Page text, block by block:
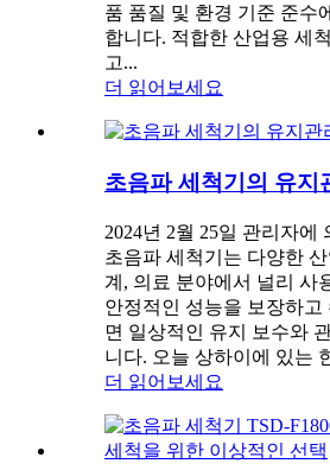
품 품질 및 환경 기준 준수
합니다. 적합한 산업용 세
고...
더 읽어보세요
초음파 세척기의 유지
2024년 2월 25일 관리자에
초음파 세척기는 다양한 산
계, 의료 분야에서 널리 사
안정적인 성능을 보장하고
면 일상적인 유지 보수와
니다. 오늘 상하이에 있는
더 읽어보세요